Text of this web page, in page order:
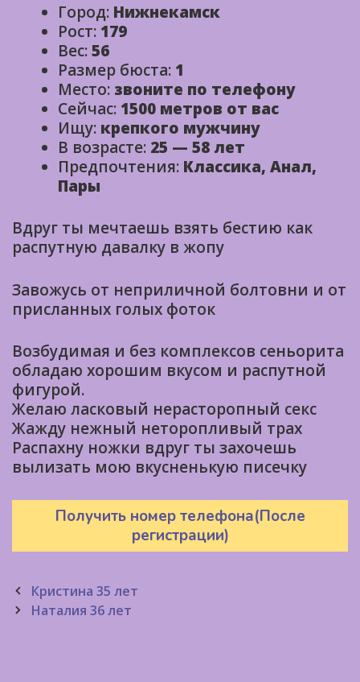
Город: Нижнекамск
Рост: 179
Вес:56
Размер бюста: 1
Место: звоните по телефону
Сейчас: 1500 метров от вас
Ищу: крепкого мужчину
В возрасте: 25 — 58 лет
Предпочтения: Классика, Анал,
Пары
Вдруг ты мечтаешь взять бестию как
распутную давалку в жопу
Завожусь от неприличной болтовни и от
присланных голых фоток
Возбудимая и без комплексов сеньорита
обладаю хорошим вкусом и распутной
фигурой.
Желаю ласковый нерасторопный секс
Жажду нежный неторопливый трах
Распахну ножки вдруг ты захочешь
вылизать мою вкусненькую писечку
Получить номер телефона(После
регистрации)
Post
navigation
Кристина 35 лет
Наталия 36 лет